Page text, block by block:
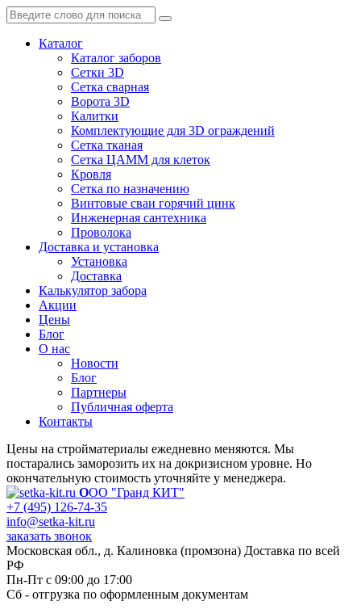
Каталог
Каталог заборов
Сетки 3D
Сетка сварная
Ворота 3D
Калитки
Комплектующие для 3D ограждений
Сетка тканая
Сетка ЦАММ для клеток
Кровля
Сетка по назначению
Винтовые сваи горячий цинк
Инженерная сантехника
Проволока
Доставка и установка
Установка
Доставка
Калькулятор забора
Акции
Цены
Блог
О нас
Новости
Блог
Партнеры
Публичная оферта
Контакты
Цены на стройматериалы ежедневно меняются. Мы
постарались заморозить их на докризисном уровне. Но
окончательную стоимость уточняйте у менеджера.
ООО "Гранд КИТ"
+7 (495) 126-74-35
info@setka-kit.ru
заказать звонок
Московская обл., д. Калиновка (промзона) Доставка по всей
РФ
Пн-Пт с 09:00 до 17:00
Сб - отгрузка по оформленным документам